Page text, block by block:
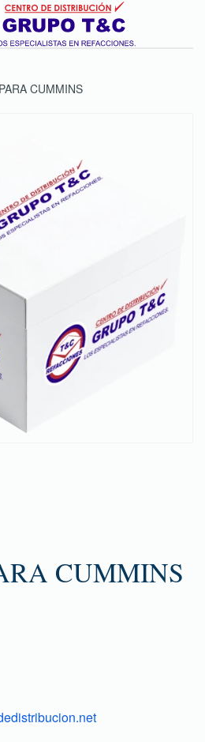
CUMMINS
CUMMINS